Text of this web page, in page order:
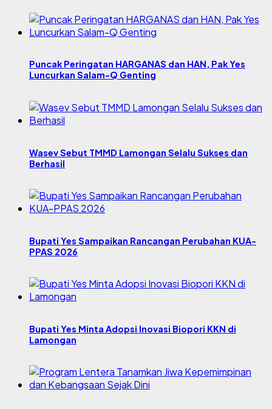
Puncak Peringatan HARGANAS dan HAN, Pak Yes
Luncurkan Salam-Q Genting
Wasev Sebut TMMD Lamongan Selalu Sukses dan
Berhasil
Bupati Yes Sampaikan Rancangan Perubahan KUA-
PPAS 2026
Bupati Yes Minta Adopsi Inovasi Biopori KKN di
Lamongan